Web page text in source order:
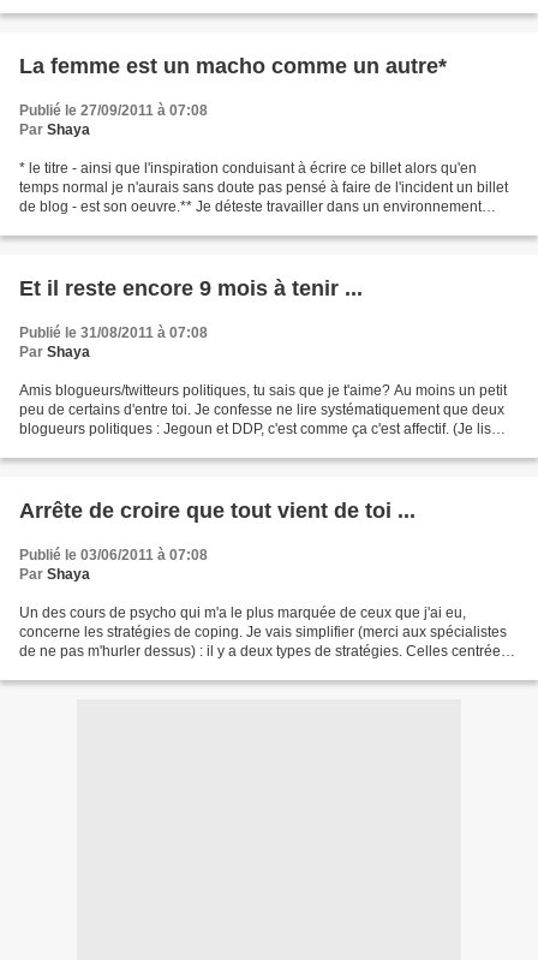
La femme est un macho comme un autre*
Publié le 27/09/2011 à 07:08
Par Shaya
* le titre - ainsi que l'inspiration conduisant à écrire ce billet alors qu'en
temps normal je n'aurais sans doute pas pensé à faire de l'incident un billet
de blog - est son oeuvre.** Je déteste travailler dans un environnement
Et il reste encore 9 mois à tenir ...
Publié le 31/08/2011 à 07:08
Par Shaya
Amis blogueurs/twitteurs politiques, tu sais que je t'aime? Au moins un petit
peu de certains d'entre toi. Je confesse ne lire systématiquement que deux
blogueurs politiques : Jegoun et DDP, c'est comme ça c'est affectif. (Je lis
Arrête de croire que tout vient de toi ...
Publié le 03/06/2011 à 07:08
Par Shaya
Un des cours de psycho qui m'a le plus marquée de ceux que j'ai eu,
concerne les stratégies de coping. Je vais simplifier (merci aux spécialistes
de ne pas m'hurler dessus) : il y a deux types de stratégies. Celles centrées